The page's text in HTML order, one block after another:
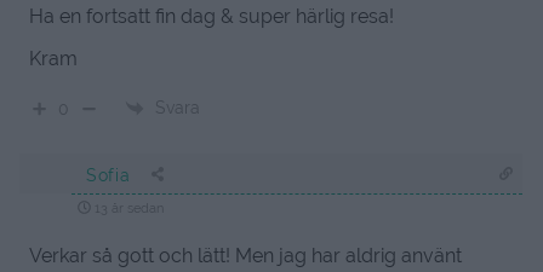
Ha en fortsatt fin dag & super härlig resa!
Kram
Svara
Sofia
13 år sedan
Verkar så gott och lätt! Men jag har aldrig använt